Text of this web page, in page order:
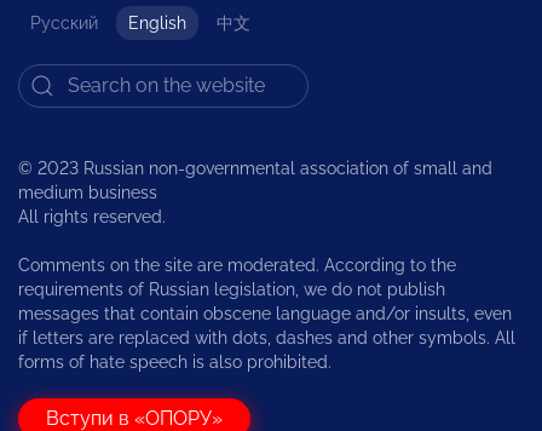
Русский English 中文
© 2023 Russian non-governmental association of small and
medium business
All rights reserved.
Comments on the site are moderated. According to the
requirements of Russian legislation, we do not publish
messages that contain obscene language and/or insults, even
if letters are replaced with dots, dashes and other symbols. All
forms of hate speech is also prohibited.
Вступи в «ОПОРУ»